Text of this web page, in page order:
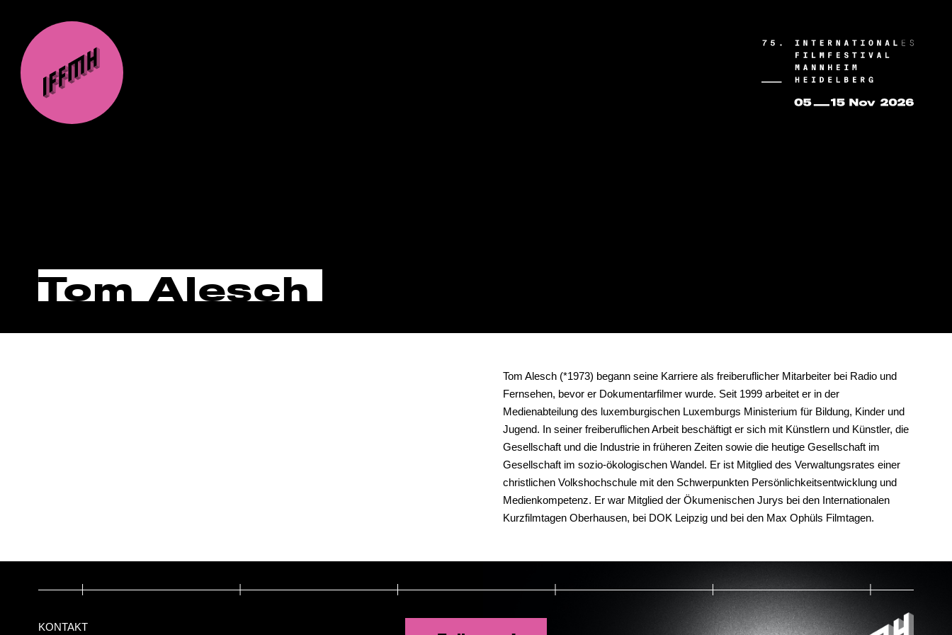
Tom Alesch
Tom Alesch (*1973) begann seine Karriere als freiberuflicher Mitarbeiter bei Radio und
Fernsehen, bevor er Dokumentarfilmer wurde. Seit 1999 arbeitet er in der
Medienabteilung des luxemburgischen Luxemburgs Ministerium für Bildung, Kinder und
Jugend. In seiner freiberuflichen Arbeit beschäftigt er sich mit Künstlern und Künstler, die
Gesellschaft und die Industrie in früheren Zeiten sowie die heutige Gesellschaft im
Gesellschaft im sozio-ökologischen Wandel. Er ist Mitglied des Verwaltungsrates einer
christlichen Volkshochschule mit den Schwerpunkten Persönlichkeitsentwicklung und
Medienkompetenz. Er war Mitglied der Ökumenischen Jurys bei den Internationalen
Kurzfilmtagen Oberhausen, bei DOK Leipzig und bei den Max Ophüls Filmtagen.
KONTAKT